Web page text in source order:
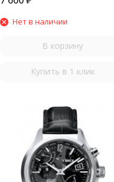
Нет в наличии
В корзину
Купить в 1 клик